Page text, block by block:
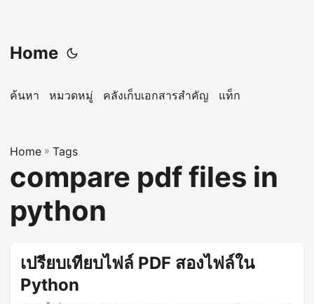
Home
ค้นหา หมวดหมู่ คลังเก็บเอกสารสำคัญ แท็ก
Home » Tags
compare pdf files in
python
เปรียบเทียบไฟล์ PDF สองไฟล์ใน
Python